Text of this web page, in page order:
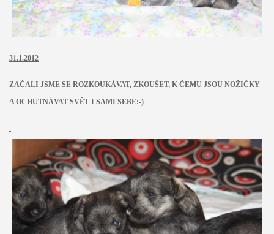
31.1.2012
ZAČALI JSME SE ROZKOUKÁVAT, ZKOUŠET, K ČEMU JSOU NOŽIČKY
A OCHUTNÁVAT SVĚT I SAMI SEBE:-)